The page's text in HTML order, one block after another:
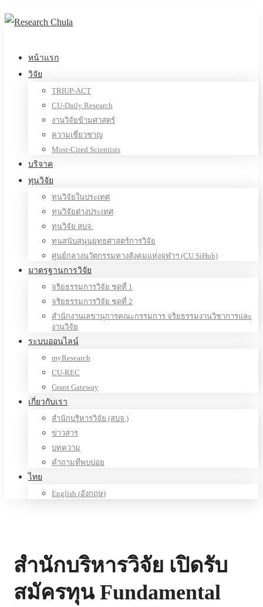
หน้าแรก
วิจัย
TRIUP-ACT
CU-Daily Research
งานวิจัยข้ามศาสตร์
ความเชี่ยวชาญ
Most-Cited Scientists
บริจาค
ทุนวิจัย
ทุนวิจัยในประเทศ
ทุนวิจัยต่างประเทศ
ทุนวิจัย สบจ.
ทุนสนับสนุนยุทธศาสตร์การวิจัย
ศูนย์กลางนวัตกรรมทางสังคมแห่งจุฬาฯ (CU SiHub)
มาตรฐานการวิจัย
จริยธรรมการวิจัย ชุดที่ 1
จริยธรรมการวิจัย ชุดที่ 2
สำนักงานเลขานุการคณะกรรมการ จริยธรรมงานวิชาการและ
งานวิจัย
ระบบออนไลน์
myResearch
CU-REC
Grant Gateway
เกี่ยวกับเรา
สำนักบริหารวิจัย (สบจ.)
ข่าวสาร
บทความ
คำถามที่พบบ่อย
ไทย
English (อังกฤษ)
สำนักบริหารวิจัย เปิดรับ
สมัครทุน Fundamental